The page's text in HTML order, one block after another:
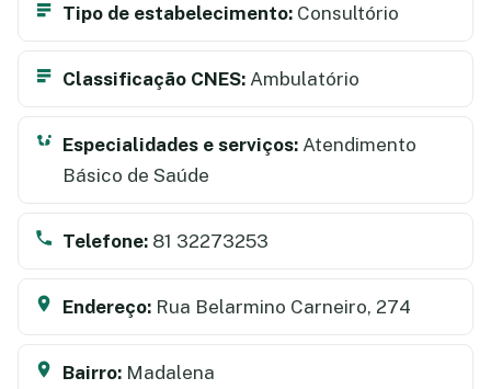
Tipo de estabelecimento: Consultório
Classificação CNES: Ambulatório
Especialidades e serviços: Atendimento
Básico de Saúde
Telefone: 81 32273253
Endereço: Rua Belarmino Carneiro, 274
Bairro: Madalena